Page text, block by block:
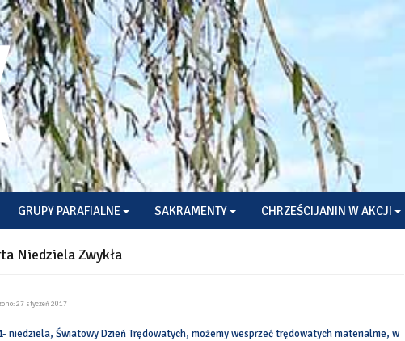
GRUPY PARAFIALNE SAKRAMENTY CHRZEŚCIJANIN W AKCJI
Niedziela Zwykła
27 styczeń 2017
niedziela, Światowy Dzień Trędowatych, możemy wesprzeć trędowatych materialnie, w